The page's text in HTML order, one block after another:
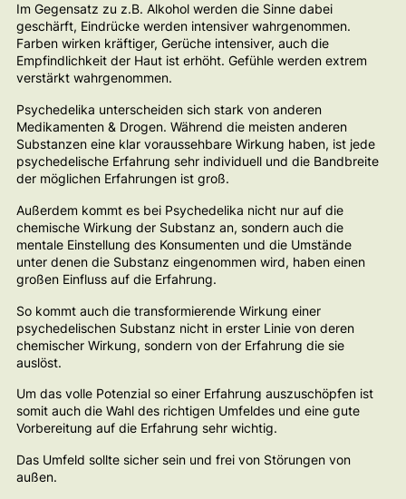
Im Gegensatz zu z.B. Alkohol werden die Sinne dabei
geschärft, Eindrücke werden intensiver wahrgenommen.
Farben wirken kräftiger, Gerüche intensiver, auch die
Empfindlichkeit der Haut ist erhöht. Gefühle werden extrem
verstärkt wahrgenommen.
Psychedelika unterscheiden sich stark von anderen
Medikamenten & Drogen. Während die meisten anderen
Substanzen eine klar voraussehbare Wirkung haben, ist jede
psychedelische Erfahrung sehr individuell und die Bandbreite
der möglichen Erfahrungen ist groß.
Außerdem kommt es bei Psychedelika nicht nur auf die
chemische Wirkung der Substanz an, sondern auch die
mentale Einstellung des Konsumenten und die Umstände
unter denen die Substanz eingenommen wird, haben einen
großen Einfluss auf die Erfahrung.
So kommt auch die transformierende Wirkung einer
psychedelischen Substanz nicht in erster Linie von deren
chemischer Wirkung, sondern von der Erfahrung die sie
auslöst.
Um das volle Potenzial so einer Erfahrung auszuschöpfen ist
somit auch die Wahl des richtigen Umfeldes und eine gute
Vorbereitung auf die Erfahrung sehr wichtig.
Das Umfeld sollte sicher sein und frei von Störungen von
außen.